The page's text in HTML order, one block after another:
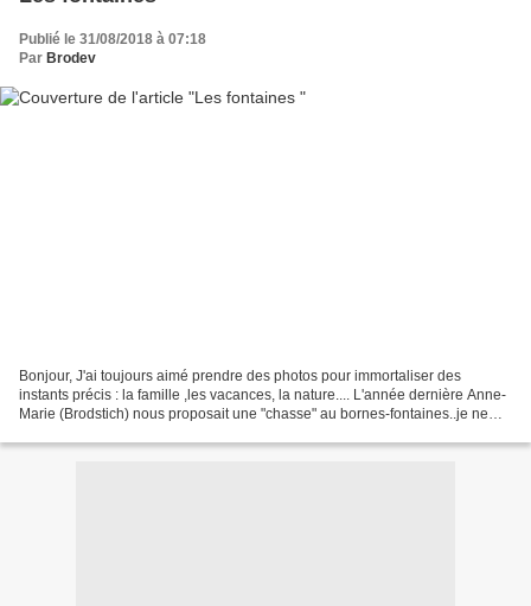
Publié le 31/08/2018 à 07:18
Par Brodev
Bonjour, J'ai toujours aimé prendre des photos pour immortaliser des
instants précis : la famille ,les vacances, la nature.... L'année dernière Anne-
Marie (Brodstich) nous proposait une "chasse" au bornes-fontaines..je ne